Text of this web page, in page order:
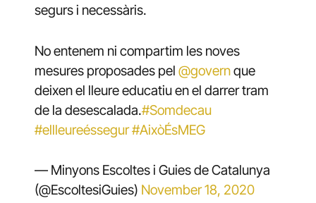
segurs i necessàris.
No entenem ni compartim les noves
mesures proposades pel @governque
deixen el lleure educatiu en el darrer tram
de la desescalada.#Somdecau
#ellleureéssegur#AixòÉsMEG
— Minyons Escoltes i Guies de Catalunya
(@EscoltesiGuies) November 18, 2020